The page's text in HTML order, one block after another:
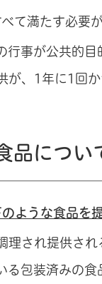
て満たす必要が
行事が公共的目
が、1年に1回
品につい
ような食品を
理され提供さ
る包装済みの食